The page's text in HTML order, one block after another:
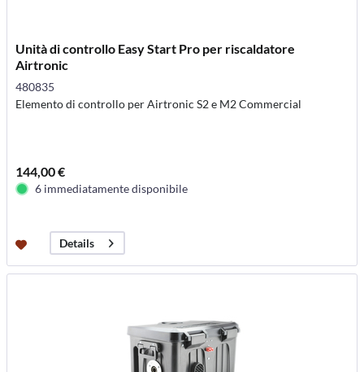
Unità di controllo Easy Start Pro per riscaldatore
Airtronic
480835
Elemento di controllo per Airtronic S2 e M2 Commercial
144,00 €
6 immediatamente disponibile
Details